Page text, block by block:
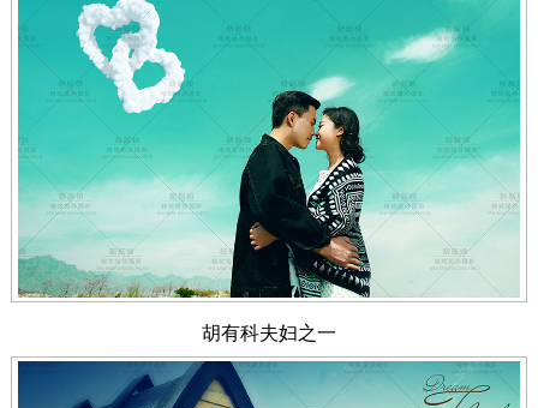
胡有科夫妇之一